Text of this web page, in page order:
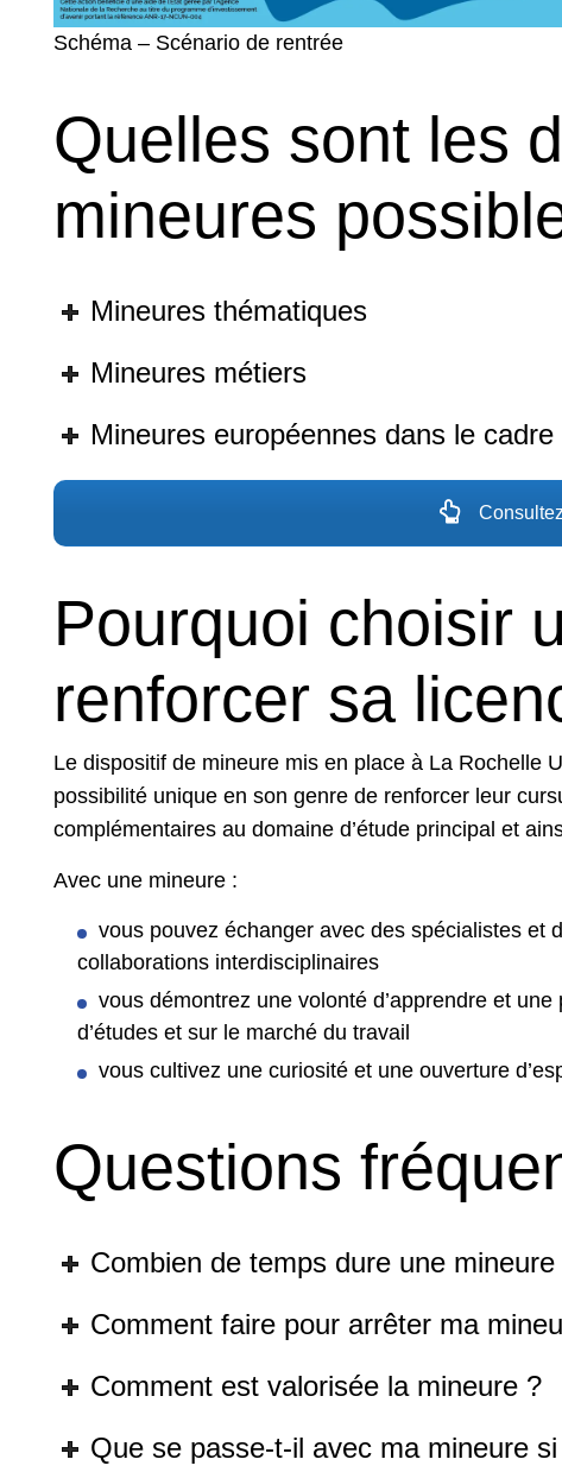
Schéma – Scénario de rentrée
Quelles sont les
mineures
Mineures thématiques
Mineures métiers
Mineures européennes dans le
Pourquoi choisir
renforcer sa
Le dispositif de mineure mis en place à La Rochelle
possibilité unique en son genre de renforcer leur
complémentaires au domaine d’étude principal et
Avec une mineure :
vous pouvez échanger avec des spécialistes et
collaborations interdisciplinaires
vous démontrez une volonté d’apprendre et
d’études et sur le marché du travail
vous cultivez une curiosité et une ouverture
Questions
Combien de temps dure une mineure
Comment faire pour arrêter ma
Comment est valorisée la mineure ?
Que se passe-t-il avec ma mineure